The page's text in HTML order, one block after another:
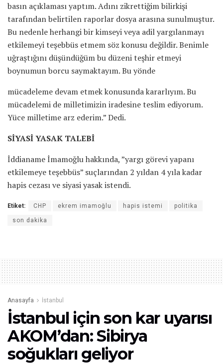
basın açıklaması yaptım. Adını zikrettiğim bilirkişi
tarafından belirtilen raporlar dosya arasına sunulmuştur.
Bu nedenle herhangi bir kimseyi veya adil yargılanmayı
etkilemeyi teşebbüs etmem söz konusu değildir. Benimle
uğraştığını düşündüğüm bu düzeni teşhir etmeyi
boynumun borcu saymaktayım. Bu yönde
mücadeleme devam etmek konusunda kararlıyım. Bu
mücadelemi de milletimizin iradesine teslim ediyorum.
Yüce milletime arz ederim.” Dedi.
SİYASİ YASAK TALEBİ
İddianame İmamoğlu hakkında, ”yargı görevi yapanı
etkilemeye teşebbüs” suçlarından 2 yıldan 4 yıla kadar
hapis cezası ve siyasi yasak istendi.
Etiket: CHP ekrem imamoğlu hapis istemi politika
son dakika
Anasayfa İstanbul
İstanbul için son kar uyarısı
AKOM’dan: Sibirya
soğukları geliyor